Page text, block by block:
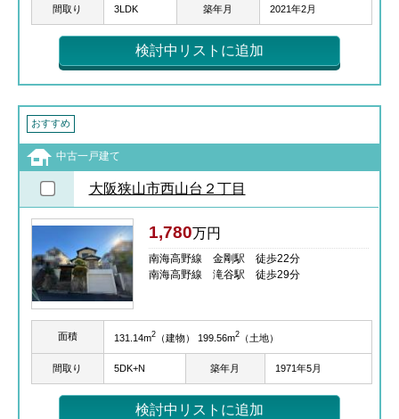
間取り 3LDK 築年月 2021年2月
検討中リストに追加
おすすめ
中古一戸建て
大阪狭山市西山台２丁目
1,780万円
南海高野線 金剛駅 徒歩22分
南海高野線 滝谷駅 徒歩29分
面積 131.14m2（建物） 199.56m2（土地）
間取り 5DK+N 築年月 1971年5月
検討中リストに追加